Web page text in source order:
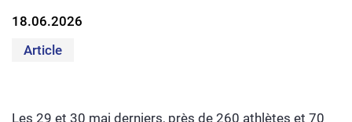
18.06.2026
Article
Les 29 et 30 mai derniers, près de 260 athlètes et 70